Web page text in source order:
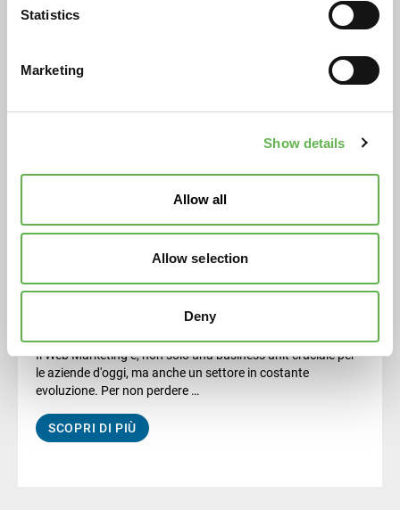
Statistics
Marketing
Show details
Allow all
Allow selection
Deny
Marketing
Marketing digitale
Formazione in digital marketing: la chiave del
Il Web Marketing è, non solo una business unit cruciale per
le aziende d'oggi, ma anche un settore in costante
evoluzione. Per non perdere …
SCOPRI DI PIÙ